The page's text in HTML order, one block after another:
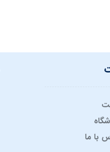
با ما